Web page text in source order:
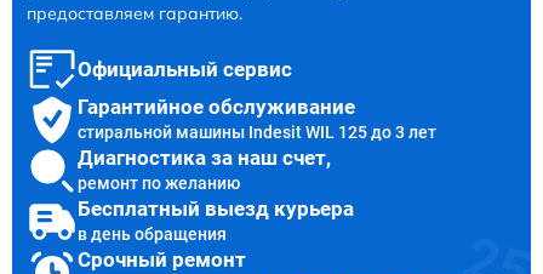
предоставляем гарантию.
Официальный сервис
Гарантийное обслуживание
стиральной машины Indesit WIL 125 до 3 лет
Диагностика за наш счет,
ремонт по желанию
Бесплатный выезд курьера
в день обращения
Срочный ремонт